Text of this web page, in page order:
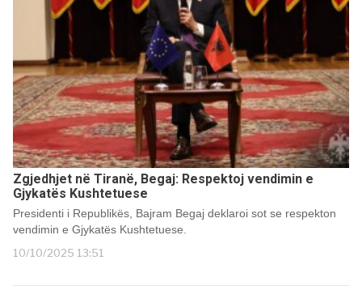
Zgjedhjet në Tiranë, Begaj: Respektoj vendimin e
Gjykatës Kushtetuese
Presidenti i Republikës, Bajram Begaj deklaroi sot se respekton
vendimin e Gjykatës Kushtetuese.
10/10/2025 13:51